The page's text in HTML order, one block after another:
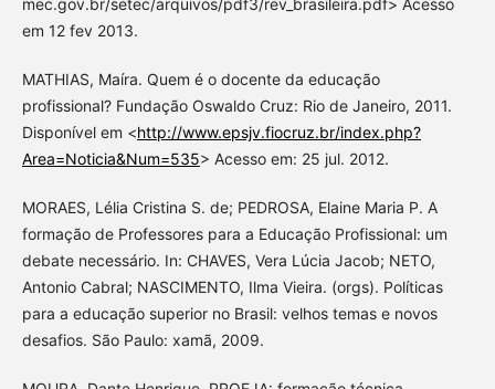
em 12 fev 2013.
MATHIAS, Maíra. Quem é o docente da educação
profissional? Fundação Oswaldo Cruz: Rio de Janeiro, 2011.
Disponível em <http://www.epsjv.fiocruz.br/index.php?
Area=Noticia&Num=535> Acesso em: 25 jul. 2012.
MORAES, Lélia Cristina S. de; PEDROSA, Elaine Maria P. A
formação de Professores para a Educação Profissional: um
debate necessário. In: CHAVES, Vera Lúcia Jacob; NETO,
Antonio Cabral; NASCIMENTO, Ilma Vieira. (orgs). Políticas
para a educação superior no Brasil: velhos temas e novos
desafios. São Paulo: xamã, 2009.